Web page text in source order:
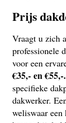
Prijs
Vraagt u zich
professionele
voor een
€35,- en €55,-.
specifieke
dakwerker.
weliswaar